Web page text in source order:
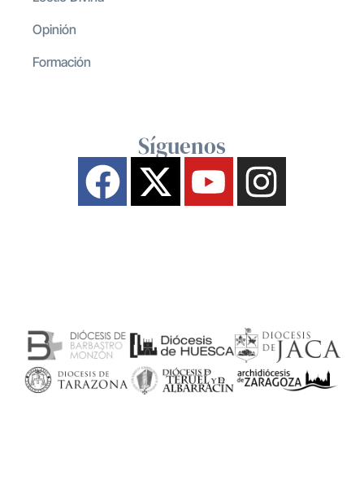
Opinión
Formación
Síguenos